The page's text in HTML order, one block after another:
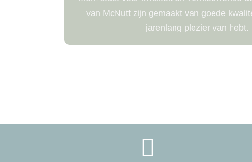
van McNutt zijn gemaakt van goede
jarenlang plezier van hebt.
